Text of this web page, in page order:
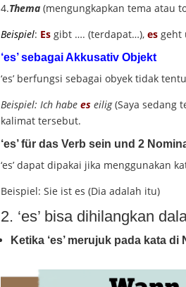
4.Thema (mengungkapkan tema atau
Beispiel: Es gibt …. (terdapat…),es geht
‘es’ sebagai Akkusativ Objekt
‘es’ berfungsi sebagai obyek tidak
Beispiel: Ich habees eilig(Saya sedang
kalimat tersebut.
‘es’ für das Verb sein und 2
‘es’ dapat dipakai jika menggunakan
Beispiel: Sie ist es (Dia adalah itu)
2. ‘es’ bisa dihilangkan
Ketika ‘es’ merujuk pada kata di